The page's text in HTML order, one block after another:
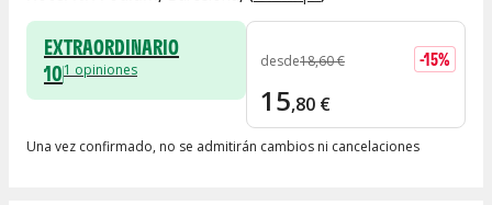
EXTRAORDINARIO
101 opiniones desde18,60€ -15%
15,80 €
Una vez confirmado, no se admitirán cambios ni cancelaciones